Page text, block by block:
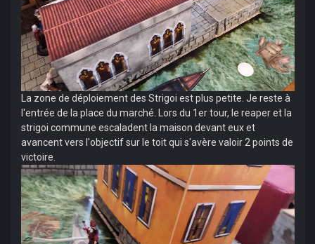
La zone de déploiement des Strigoi est plus petite. Je reste à
l'entrée de la place du marché. Lors du 1er tour, le reaper et la
strigoi commune escaladent la maison devant eux et
avancent vers l'objectif sur le toit qui s'avère valoir 2 points de
victoire.